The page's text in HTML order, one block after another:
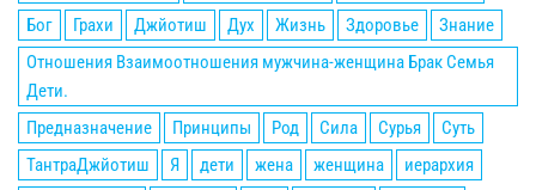
Бог
Грахи Джйотиш Дух Жизнь Здоровье
Знание
Отношения Взаимоотношения мужчина-женщина Брак Семья
Дети.
Предназначение
Принципы Род Сила Сурья
Суть
ТантраДжйотиш
Я дети жена женщина
иерархия